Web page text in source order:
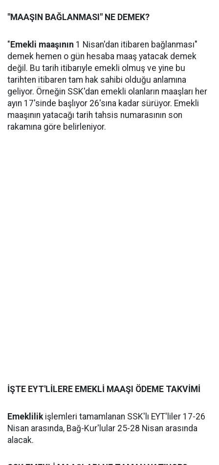
"MAAŞIN BAĞLANMASI" NE DEMEK?
" Emekli maaşının 1 Nisan'dan itibaren bağlanması"
demek hemen o gün hesaba maaş yatacak demek
değil. Bu tarih itibarıyle emekli olmuş ve yine bu
tarihten itibaren tam hak sahibi olduğu anlamına
geliyor. Örneğin SSK'dan emekli olanların maaşları her
ayın 17'sinde başlıyor 26'sına kadar sürüyor. Emekli
maaşının yatacağı tarih tahsis numarasının son
rakamına göre belirleniyor.
İŞTE EYT'LİLERE EMEKLİ MAAŞI ÖDEME TAKVİMİ
Emeklilik işlemleri tamamlanan SSK'lı EYT'liler 17-26
Nisan arasında, Bağ-Kur'lular 25-28 Nisan arasında
alacak.